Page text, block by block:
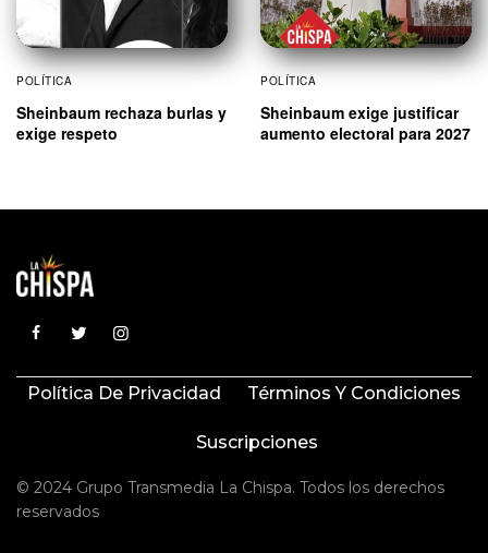
POLÍTICA
Sheinbaum rechaza burlas y
exige respeto
POLÍTICA
Sheinbaum exige justificar
aumento electoral para 2027
Política De Privacidad Términos Y Condiciones
Suscripciones
© 2024 Grupo Transmedia La Chispa. Todos los derechos
reservados